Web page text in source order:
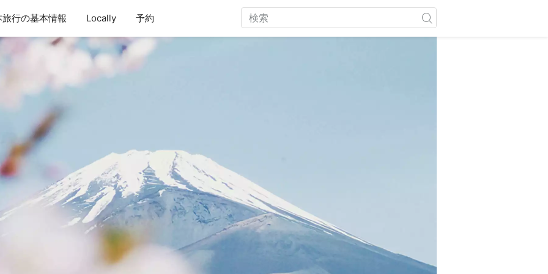
旅行の基本情報 Locally 予約